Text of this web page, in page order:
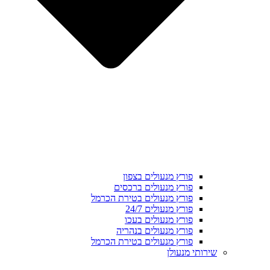
פורץ מנעולים בצפון
פורץ מנעולים ברכסים
פורץ מנעולים בטירת הכרמל
פורץ מנעולים 24/7
פורץ מנעולים בעכו
פורץ מנעולים בנהריה
פורץ מנעולים בטירת הכרמל
שירותי מנעולן